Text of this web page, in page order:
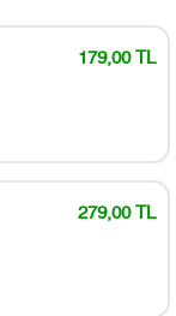
179,00 TL
279,00 TL